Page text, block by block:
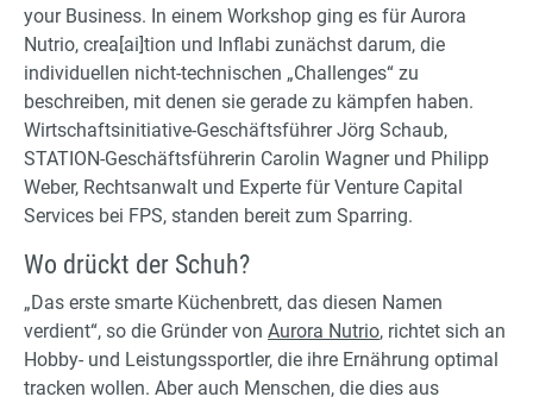
your Business. In einem Workshop ging es für Aurora
Nutrio, crea[ai]tion und Inflabi zunächst darum, die
individuellen nicht-technischen „Challenges“ zu
beschreiben, mit denen sie gerade zu kämpfen haben.
Wirtschaftsinitiative-Geschäftsführer Jörg Schaub,
STATION-Geschäftsführerin Carolin Wagner und Philipp
Weber, Rechtsanwalt und Experte für Venture Capital
Services bei FPS, standen bereit zum Sparring.
Wo drückt der Schuh?
„Das erste smarte Küchenbrett, das diesen Namen
verdient“, so die Gründer von Aurora Nutrio, richtet sich an
Hobby- und Leistungssportler, die ihre Ernährung optimal
tracken wollen. Aber auch Menschen, die dies aus